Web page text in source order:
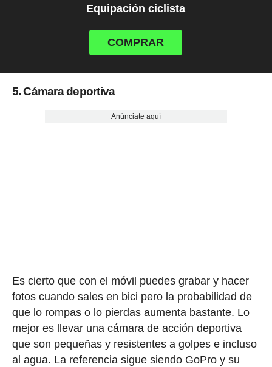
Equipación ciclista
COMPRAR
5. Cámara deportiva
Anúnciate aquí
Es cierto que con el móvil puedes grabar y hacer
fotos cuando sales en bici pero la probabilidad de
que lo rompas o lo pierdas aumenta bastante. Lo
mejor es llevar una cámara de acción deportiva
que son pequeñas y resistentes a golpes e incluso
al agua. La referencia sigue siendo GoPro y su